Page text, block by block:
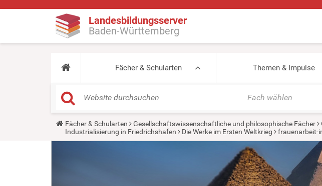
Landesbildungsserver
Baden-Württemberg
Fächer & Schularten Themen & Impulse
Fach wählen
Y
u
Fächer & Schularten Gesellschaftswissenschaftliche und philosophische Fächer
Industrialisierung in Friedrichshafen
Die Werke im Ersten Weltkrieg frauenarbeit-